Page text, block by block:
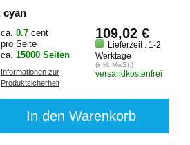
Toner 006 R 01460 C, cyan
ca. 0.7 cent
pro Seite
ca. 15000 Seiten
Informationen zur
Produktsicherheit
109,02 €
Lieferzeit : 1-2
Werktage
(inkl. MwSt.)
versandkostenfrei
In den Warenkorb